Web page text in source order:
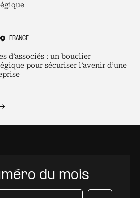
FRANCE
d’associés : un bouclier
pour sécuriser l’avenir d’une
du mois